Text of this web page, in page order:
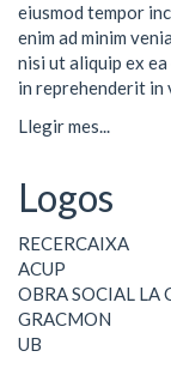
eiusmod tempor
enim ad minim
nisi ut aliquip ex
in reprehenderit in
Llegir mes...
Logos
RECERCAIXA
ACUP
OBRA SOCIAL LA
GRACMON
UB